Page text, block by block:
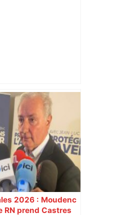
fortes
: Toulouse
poker amateur –
2026 : Moudenc
RN prend Castres